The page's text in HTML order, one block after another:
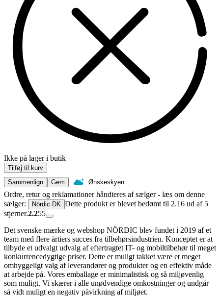
Ikke på lager i butik
Tilføj til kurv
Sammenlign
Gem Ønskeskyen
Ordre, retur og reklamationer håndteres af sælger - læs om denne
sælger:
Nördic DK Dette produkt er blevet bedømt til 2.16 ud af 5
stjerner.2.255
Det svenske mærke og webshop NÖRDIC blev fundet i 2019 af et
team med flere årtiers succes fra tilbehørsindustrien. Konceptet er at
tilbyde et udvalgt udvalg af eftertragtet IT- og mobiltilbehør til meget
konkurrencedygtige priser. Dette er muligt takket være et meget
omhyggeligt valg af leverandører og produkter og en effektiv måde
at arbejde på. Vores emballage er minimalistisk og så miljøvenlig
som muligt. Vi skærer i alle unødvendige omkostninger og undgår
så vidt muligt en negativ påvirkning af miljøet.